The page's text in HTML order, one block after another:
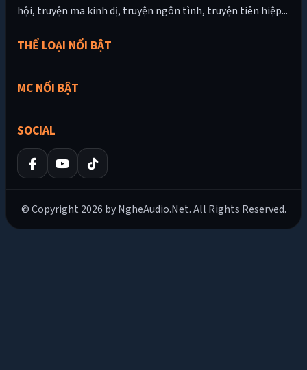
hội, truyện ma kinh dị, truyện ngôn tình, truyện tiên hiệp...
THỂ LOẠI NỔI BẬT
MC NỔI BẬT
SOCIAL
© Copyright 2026 by NgheAudio.Net. All Rights Reserved.